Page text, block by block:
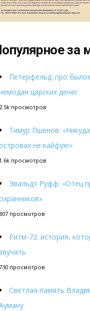
за
Петерфельд: про
царских денег
просмотров
Тимур Пшенов:
не кайфую»
просмотров
Эвальдт Руфф: «Отец
просмотров
Ритм-72: история,
просмотров
Светлая память